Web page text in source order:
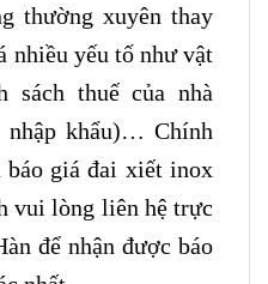
thường xuyên thay
nhiều yếu tố như vật
sách thuế của nhà
khẩu)… Chính
giá đai xiết inox
vui lòng liên hệ trực
để nhận được báo